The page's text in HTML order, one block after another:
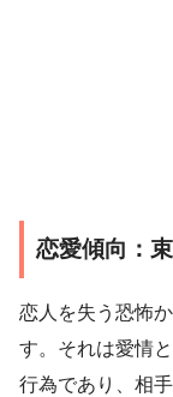
恋愛傾向：
恋人を失う恐怖
す。それは愛情
行為であり、相